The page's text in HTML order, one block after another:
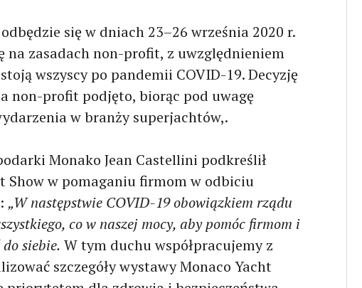
się w dniach 23–26 września 2020 r.
na zasadach non-profit, z uwzględnieniem
wszyscy po pandemii COVID-19. Decyzję
non-profit podjęto, biorąc pod uwagę
w branży superjachtów,.
Monako Jean Castellini podkreślił
Show w pomaganiu firmom w odbiciu
„W następstwie COVID-19 obowiązkiem rządu
co w naszej mocy, aby pomóc firmom i
siebie. W tym duchu współpracujemy z
szczegóły wystawy Monaco Yacht